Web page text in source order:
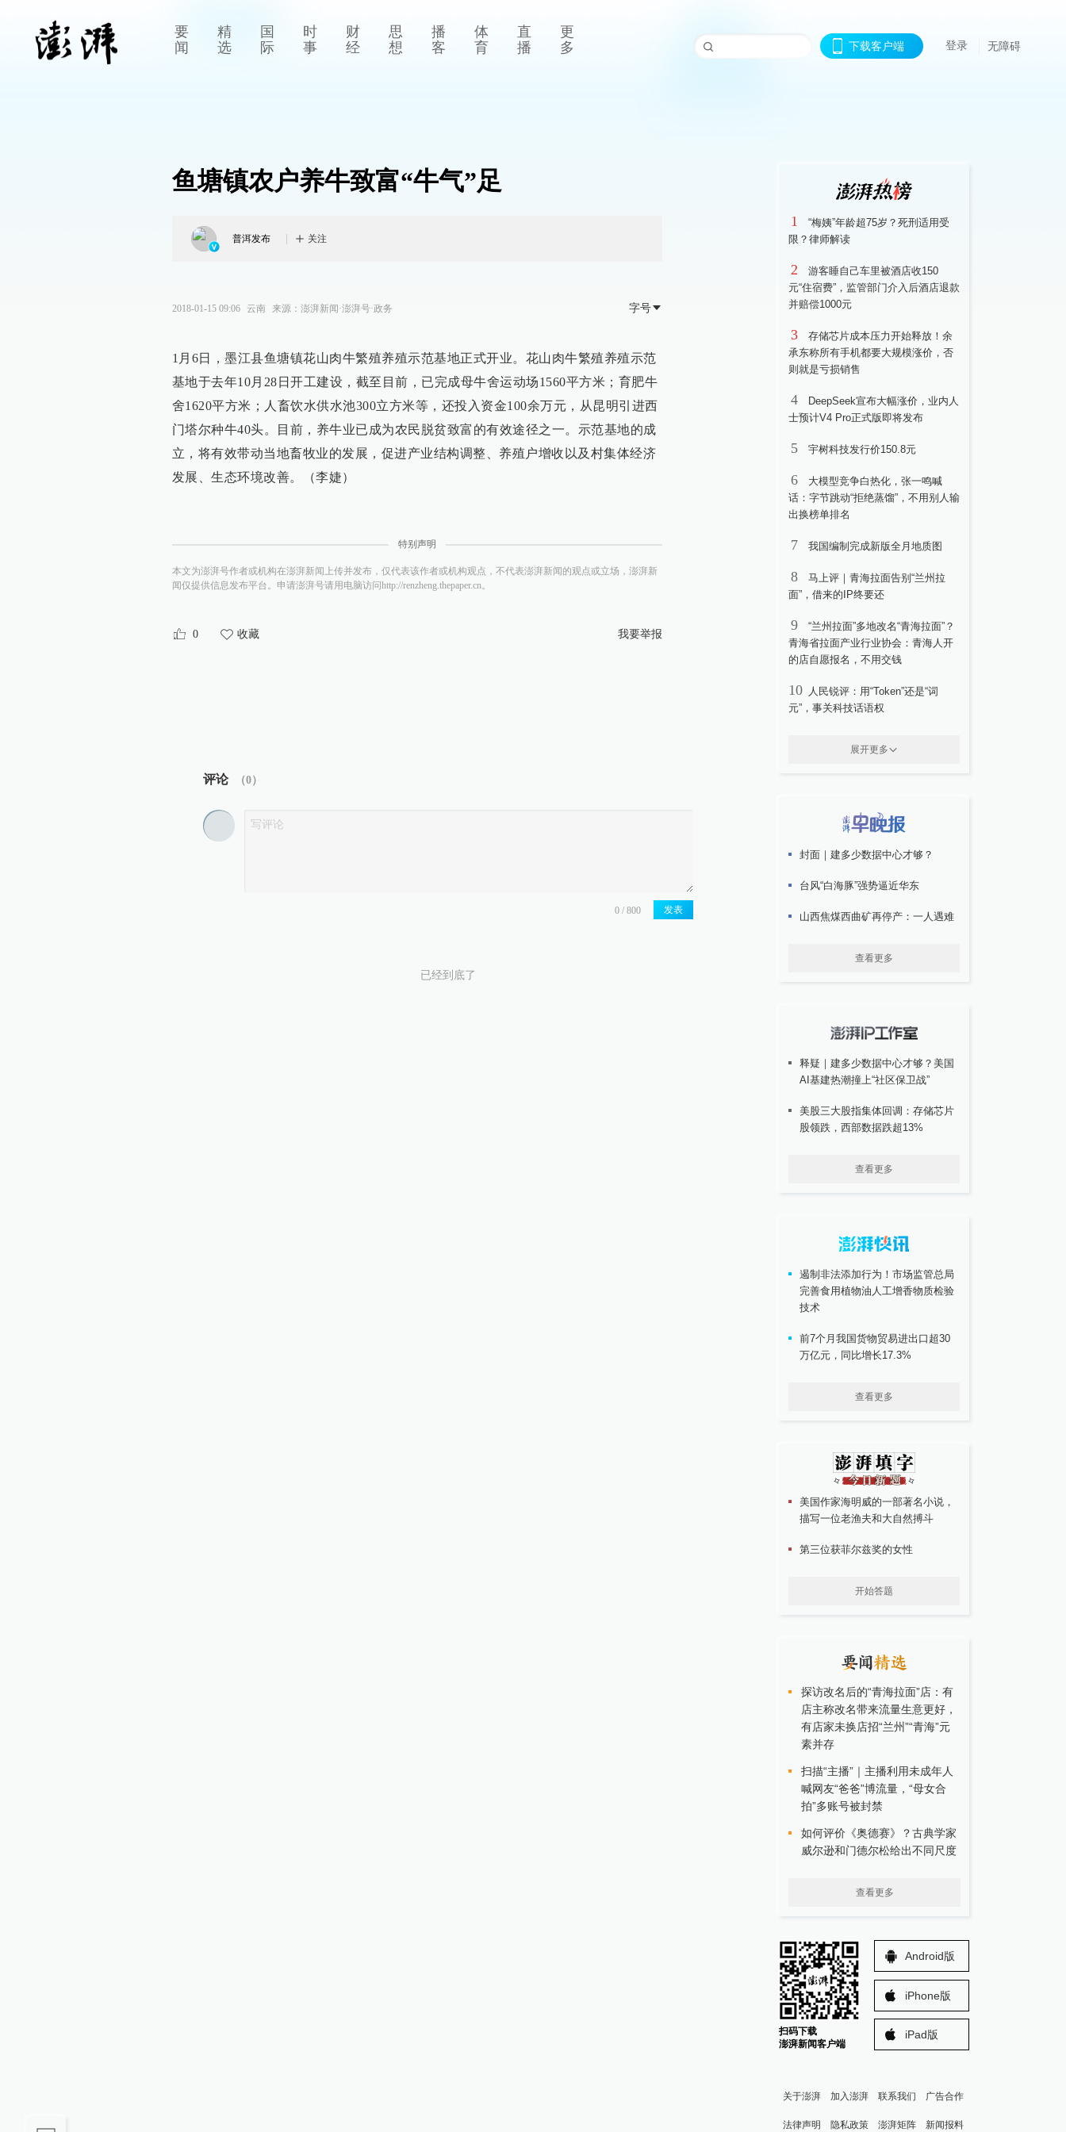
要
闻
精
选
国
际
时
事
财
经
思
想
播
客
体
育
直
播
更
多
下载客户端 登录 无障碍
鱼塘镇农户养牛致富“牛气”足
普洱发布 关注
2018-01-15 09:06 云南 来源： 澎湃新闻·澎湃号·政务 字号
1月6日，墨江县鱼塘镇花山肉牛繁殖养殖示范基地正式开业。花山肉牛繁殖养殖示范
基地于去年10月28日开工建设，截至目前，已完成母牛舍运动场1560平方米；育肥牛
舍1620平方米；人畜饮水供水池300立方米等，还投入资金100余万元，从昆明引进西
门塔尔种牛40头。目前，养牛业已成为农民脱贫致富的有效途径之一。示范基地的成
立，将有效带动当地畜牧业的发展，促进产业结构调整、养殖户增收以及村集体经济
发展、生态环境改善。（李婕）
特别声明
本文为澎湃号作者或机构在澎湃新闻上传并发布，仅代表该作者或机构观点，不代表澎湃新闻的观点或立场，澎湃新
闻仅提供信息发布平台。申请澎湃号请用电脑访问http://renzheng.thepaper.cn。
0 收藏 我要举报
评论 （0）
发表
已经到底了
1
“梅姨”年龄超75岁？死刑适用受
限？律师解读
2
游客睡自己车里被酒店收150
元“住宿费”，监管部门介入后酒店退款
并赔偿1000元
3
存储芯片成本压力开始释放！余
承东称所有手机都要大规模涨价，否
则就是亏损销售
4
DeepSeek宣布大幅涨价，业内人
士预计V4 Pro正式版即将发布
5 宇树科技发行价150.8元
6
大模型竞争白热化，张一鸣喊
话：字节跳动“拒绝蒸馏”，不用别人输
出换榜单排名
7 我国编制完成新版全月地质图
8
马上评｜青海拉面告别“兰州拉
面”，借来的IP终要还
9
“兰州拉面”多地改名“青海拉面”？
青海省拉面产业行业协会：青海人开
的店自愿报名，不用交钱
10 人民锐评：用“Token”还是“词
元”，事关科技话语权
展开更多
封面｜建多少数据中心才够？
台风“白海豚”强势逼近华东
山西焦煤西曲矿再停产：一人遇难
查看更多
释疑｜建多少数据中心才够？美国
AI基建热潮撞上“社区保卫战”
美股三大股指集体回调：存储芯片
股领跌，西部数据跌超13%
查看更多
遏制非法添加行为！市场监管总局
完善食用植物油人工增香物质检验
技术
前7个月我国货物贸易进出口超30
万亿元，同比增长17.3%
查看更多
美国作家海明威的一部著名小说，
描写一位老渔夫和大自然搏斗
第三位获菲尔兹奖的女性
开始答题
探访改名后的“青海拉面”店：有
店主称改名带来流量生意更好，
有店家未换店招“兰州”“青海”元
素并存
扫描“主播”｜主播利用未成年人
喊网友“爸爸”博流量，“母女合
拍”多账号被封禁
如何评价《奥德赛》？古典学家
威尔逊和门德尔松给出不同尺度
查看更多
扫码下载
澎湃新闻客户端
Android版
iPhone版
iPad版
关于澎湃 加入澎湃 联系我们 广告合作
法律声明 隐私政策 澎湃矩阵 新闻报料